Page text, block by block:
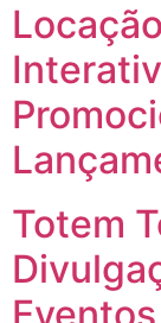
Totem